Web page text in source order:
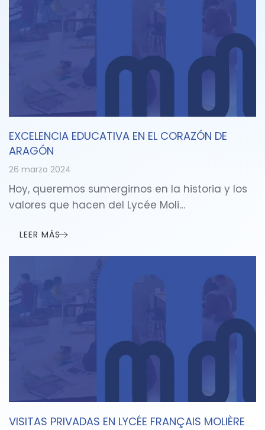
EXCELENCIA EDUCATIVA EN EL CORAZÓN DE
ARAGÓN
26 marzo 2024
Hoy, queremos sumergirnos en la historia y los
valores que hacen del Lycée Moli…
LEER MÁS
VISITAS PRIVADAS EN LYCÉE FRANÇAIS MOLIÈRE